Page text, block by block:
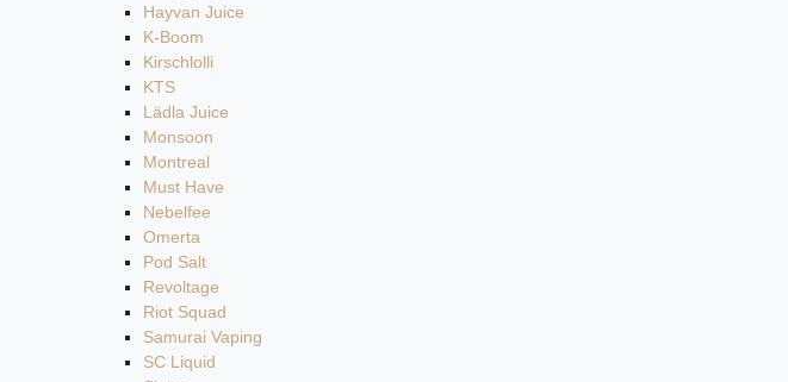
Hayvan Juice
K-Boom
Kirschlolli
KTS
Lädla Juice
Monsoon
Montreal
Must Have
Nebelfee
Omerta
Pod Salt
Revoltage
Riot Squad
Samurai Vaping
SC Liquid